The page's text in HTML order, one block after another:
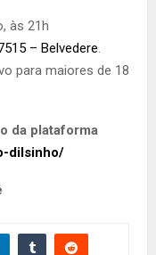
às 21h
– Belvedere
para maiores de 18
da plataforma
dilsinho/